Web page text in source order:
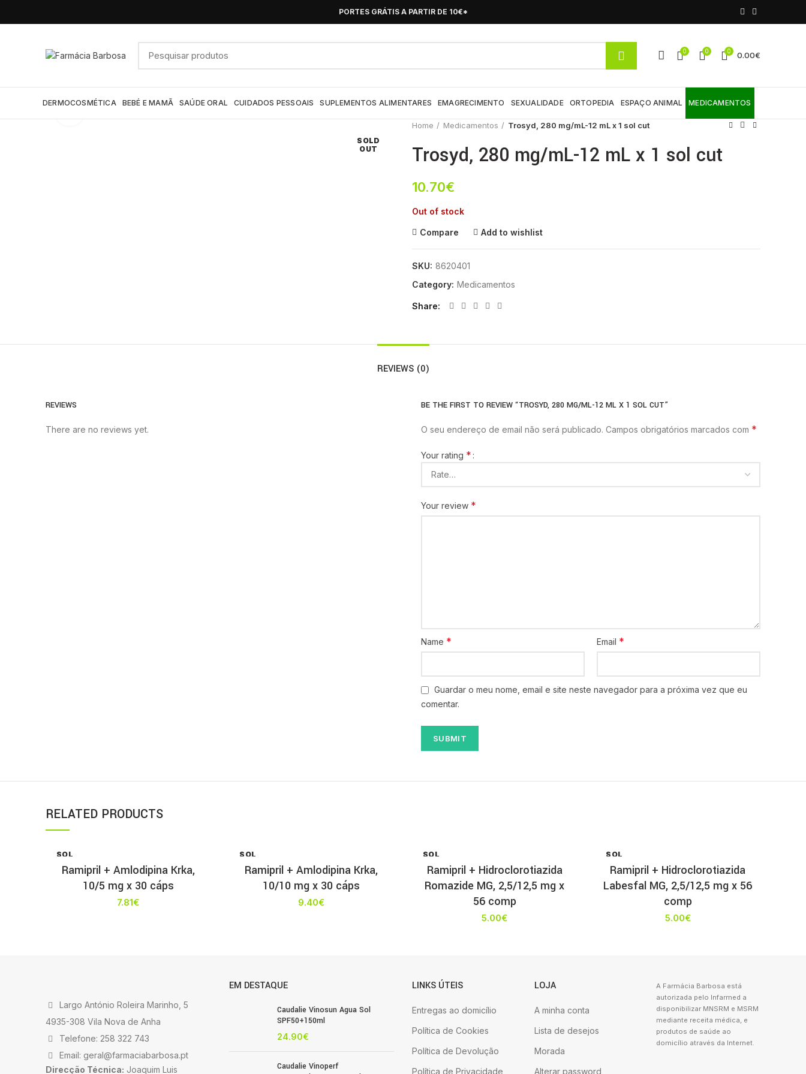
PORTES GRÁTIS A PARTIR DE 10€*
0 0 0 0.00€
DERMOCOSMÉTICA BEBÉ E MAMÃ SAÚDE ORAL CUIDADOS PESSOAIS SUPLEMENTOS ALIMENTARES EMAGRECIMENTO SEXUALIDADE ORTOPEDIA ESPAÇO ANIMAL MEDICAMENTOS
SOLD
OUT
Home
Medicamentos Trosyd, 280 mg/mL-12 mL x 1 sol cut
Trosyd, 280 mg/mL-12 mL x 1 sol cut
10.70€
Out of stock
Compare Add to wishlist
SKU: 8620401
Category: Medicamentos
Share
REVIEWS (0)
REVIEWS
There are no reviews yet.
BE THE FIRST TO REVIEW “TROSYD, 280 MG/ML-12 ML X 1 SOL CUT”
O seu endereço de email não será publicado. Campos obrigatórios marcados com *
Your rating *
Your review *
Name * Email *
Guardar o meu nome, email e site neste navegador para a próxima vez que eu
comentar.
RELATED PRODUCTS
SOL
T
Ramipril + Amlodipina Krka,
10/5 mg x 30 cáps
7.81€
SOL
T
Ramipril + Amlodipina Krka,
10/10 mg x 30 cáps
9.40€
SOL
T
Ramipril + Hidroclorotiazida
Romazide MG, 2,5/12,5 mg x
56 comp
5.00€
SOL
T
Ramipril + Hidroclorotiazida
Labesfal MG, 2,5/12,5 mg x 56
comp
5.00€
Largo António Roleira Marinho, 5
4935-308 Vila Nova de Anha
Telefone: 258 322 743
Email: geral@farmaciabarbosa.pt
Direcção Técnica: Joaquim Luis
EM DESTAQUE
Caudalie Vinosun Agua Sol
SPF50+150ml
24.90€
Caudalie Vinoperf
LINKS ÚTEIS
Entregas ao domicílio
Política de Cookies
Política de Devolução
Política de Privacidade
LOJA
A minha conta
Lista de desejos
Morada
Alterar password
A Farmácia Barbosa está
autorizada pelo Infarmed a
disponibilizar MNSRM e MSRM
mediante receita médica, e
produtos de saúde ao
domicílio através da Internet.